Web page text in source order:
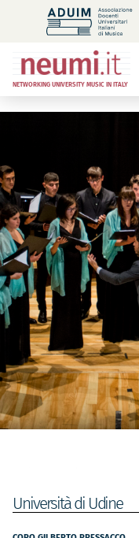
NETWORKING UNIVERSITY MUSIC IN ITALY
Università di Udine